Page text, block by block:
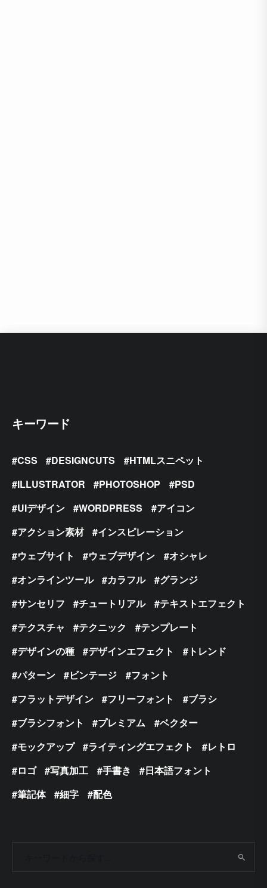
キーワード
CSS DESIGNCUTS
HTMLスニペット
ILLUSTRATOR
PHOTOSHOP
PSD
UIデザイン
WORDPRESS
アイコン
アクション素材
インスピレーション
ウェブサイト
ウェブデザイン
オシャレ
オンラインツール
カラフル
グランジ
サンセリフ
チュートリアル
テキストエフェクト
テクスチャ
テクニック
テンプレート
デザインの種
デザインエフェクト
トレンド
パターン
ビンテージ
フォント
フラットデザイン
フリーフォント
ブラシ
ブラシフォント
プレミアム
ベクター
モックアップ
ライティングエフェクト
レトロ
ロゴ
写真加工 手書き
日本語フォント
筆記体
細字 配色